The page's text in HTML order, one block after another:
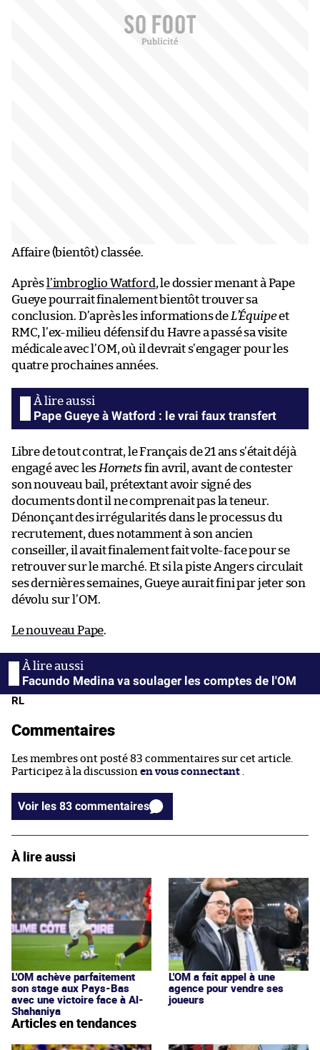
Affaire (bientôt) classée.
Après l’imbroglio Watford , le dossier menant à Pape
Gueye pourrait finalement bientôt trouver sa
conclusion. D’après les informations de L’Équipeet
RMC, l’ex-milieu défensif du Havre a passé sa visite
médicale avec l’OM, où il devrait s’engager pour les
quatre prochaines années.
Pape Gueye à Watford : le vrai faux transfert
Libre de tout contrat, le Français de 21 ans s’était déjà
engagé avec les Hornetsfin avril, avant de contester
son nouveau bail, prétextant avoir signé des
documents dont il ne comprenait pas la teneur.
Dénonçant des irrégularités dans le processus du
recrutement, dues notamment à son ancien
conseiller, il avait finalement fait volte-face pour se
retrouver sur le marché. Et si la piste Angers circulait
ses dernières semaines, Gueye aurait fini par jeter son
dévolu sur l’OM.
Le nouveau Pape.
Facundo Medina va soulager les comptes de l'OM
RL
Commentaires
Les membres ont posté 83 commentaires sur cet article.
Participez à la discussion en vous connectant
Voir les 83 commentaires
À lire aussi
L'OM achève parfaitement
son stage aux Pays-Bas
avec une victoire face à Al-
Shahaniya
L'OM a fait appel à une
agence pour vendre ses
joueurs
Articles en tendances